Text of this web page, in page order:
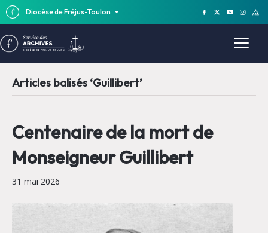
Diocèse de Fréjus-Toulon
Articles balisés ‘Guillibert’
Centenaire de la mort de
Monseigneur Guillibert
31 mai 2026